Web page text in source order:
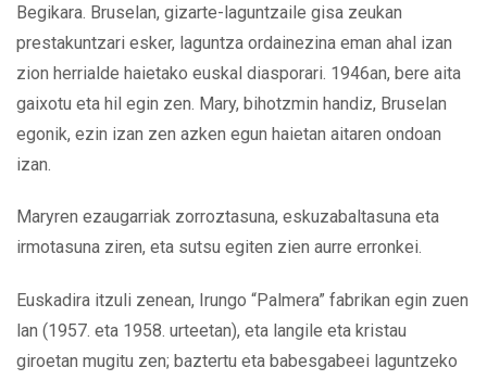
Begikara. Bruselan, gizarte-laguntzaile gisa zeukan
prestakuntzari esker, laguntza ordainezina eman ahal izan
zion herrialde haietako euskal diasporari. 1946an, bere aita
gaixotu eta hil egin zen. Mary, bihotzmin handiz, Bruselan
egonik, ezin izan zen azken egun haietan aitaren ondoan
izan.
Maryren ezaugarriak zorroztasuna, eskuzabaltasuna eta
irmotasuna ziren, eta sutsu egiten zien aurre erronkei.
Euskadira itzuli zenean, Irungo “Palmera” fabrikan egin zuen
lan (1957. eta 1958. urteetan), eta langile eta kristau
giroetan mugitu zen; baztertu eta babesgabeei laguntzeko